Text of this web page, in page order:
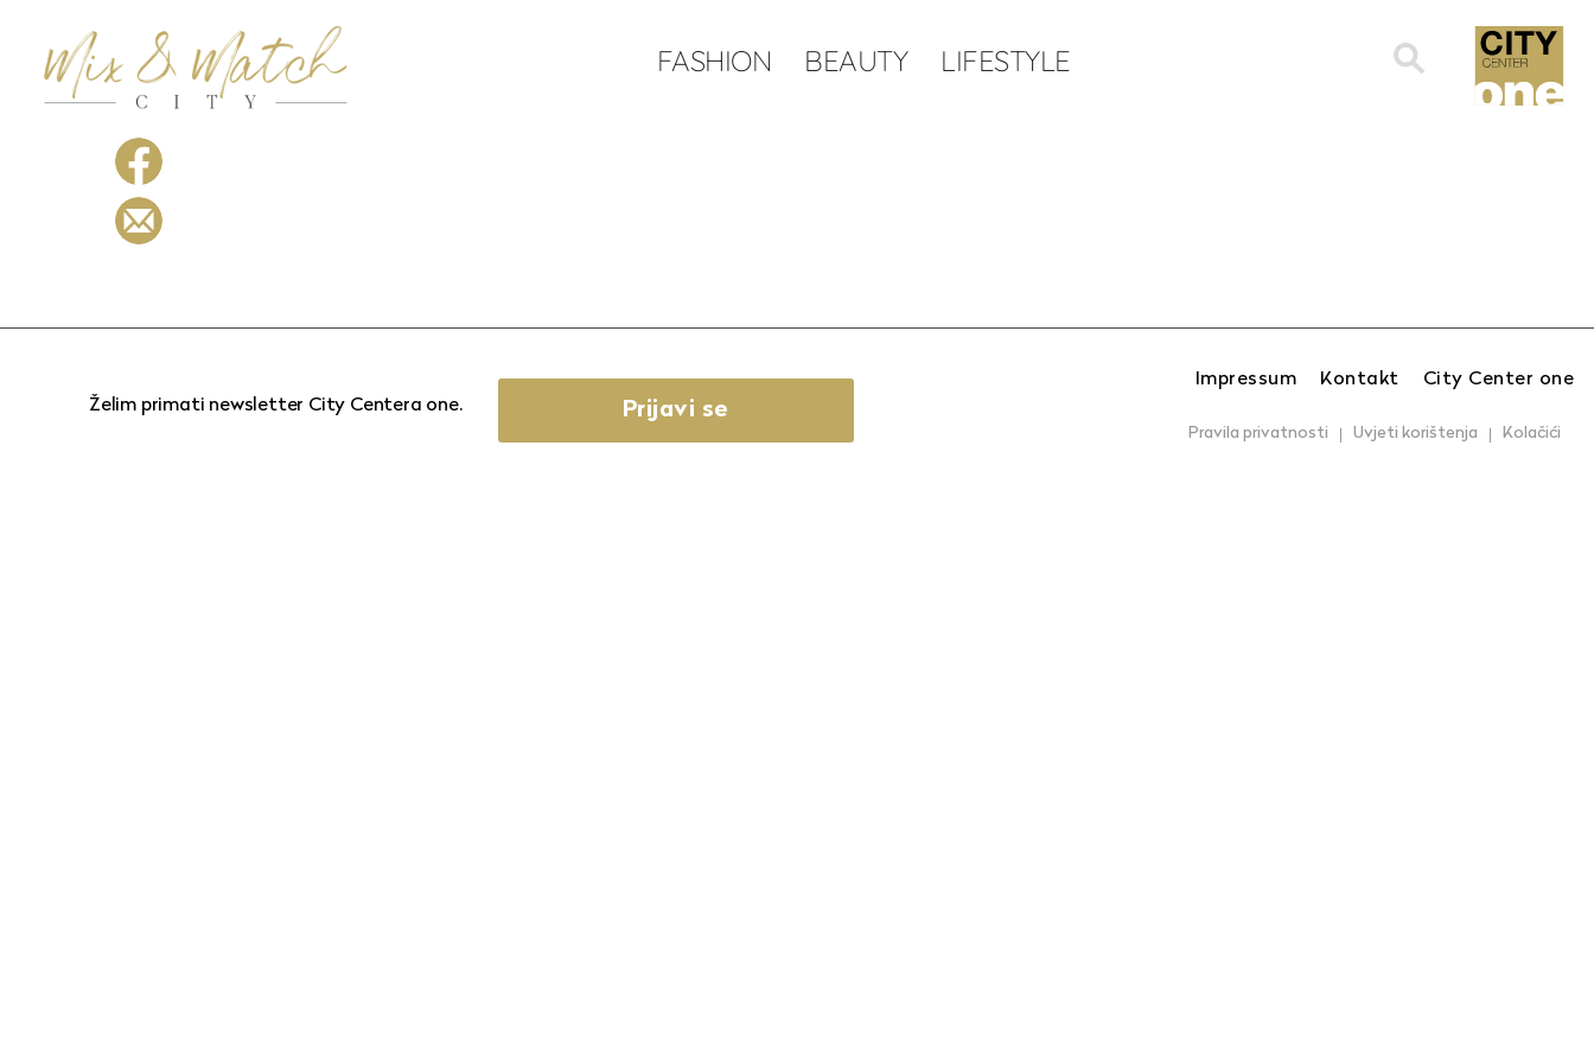
Search
for:
FASHION BEAUTY LIFESTYLE
Želim primati newsletter City Centera one. Prijavi se
Impressum Kontakt City Center one
Pravila privatnosti Uvjeti korištenja Kolačići